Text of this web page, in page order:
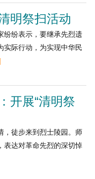
明祭扫活动
纷纷表示，要继承先烈遗
实际行动，为实现中华民
开展“清明祭
，徒步来到烈士陵园。师
表达对革命先烈的深切悼